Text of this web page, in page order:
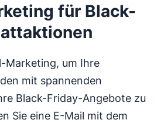
für Black-
Marketing, um Ihre
mit spannenden
Black-Friday-Angebote zu
Sie eine E-Mail mit dem